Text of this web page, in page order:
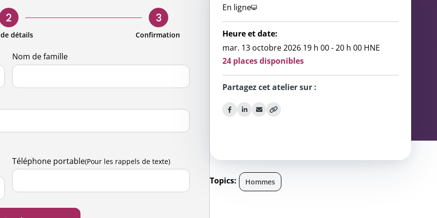
hommes
santé
d'entreprise
nature
et activités
bénévoles
Accès pour les bénévoles
Gouvernance
Présence mondiale
Contactez-nous
2
détails
3
Confirmation
Nom de famille
Téléphone portable(Pour les rappels de texte)
En ligne
Heure et date:
mar. 13 octobre 2026 19 h 00 - 20 h 00 HNE
24 places disponibles
Partagez cet atelier sur :
Topics: Hommes